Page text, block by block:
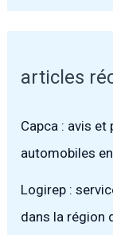
articles
Capca : avis
automobiles
Logirep :
dans la région